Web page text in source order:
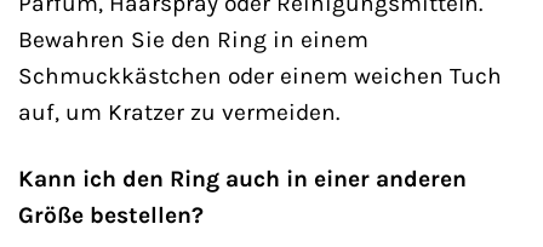
Bewahren Sie den Ring in einem
Schmuckkästchen oder einem weichen Tuch
auf, um Kratzer zu vermeiden.
Kann ich den Ring auch in einer anderen
Größe bestellen?